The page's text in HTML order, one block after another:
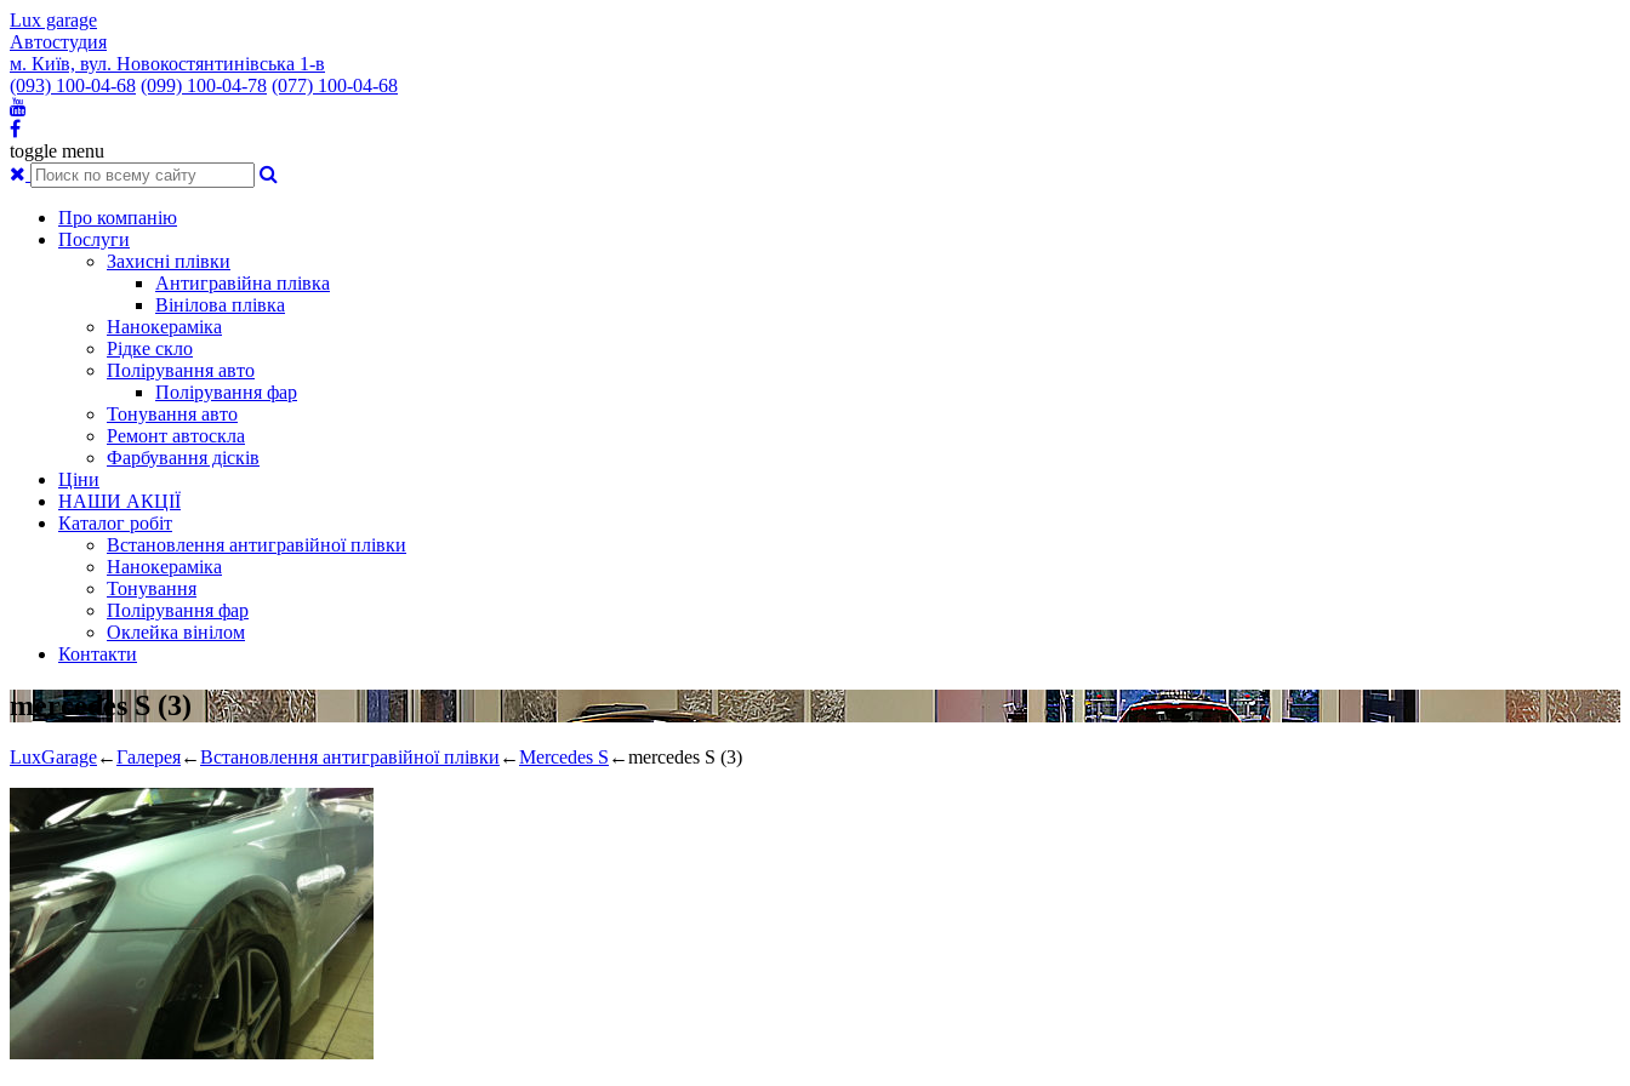
Lux garage
Автостудия
м. Київ, вул. Новокостянтинівська 1-в
(093) 100-04-68 (099) 100-04-78 (077) 100-04-68
toggle menu
Про компанію
Послуги
Захисні плівки
Антигравійна плівка
Вінілова плівка
Нанокераміка
Рідке скло
Полірування авто
Полірування фар
Тонування авто
Ремонт автоскла
Фарбування дісків
Ціни
НАШИ АКЦІЇ
Каталог робіт
Встановлення антигравійної плівки
Нанокераміка
Тонування
Полірування фар
Оклейка вінілом
Контакти
mercedes S (3)
LuxGarage←Галерея←Встановлення антигравійної плівки ←Mercedes S ←mercedes S (3)